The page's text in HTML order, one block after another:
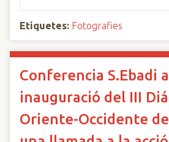
Etiquetes: Fotografies
Conferencia S.Ebadi
inauguració del III
Oriente-Occidente de